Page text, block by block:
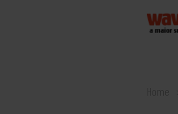
Home